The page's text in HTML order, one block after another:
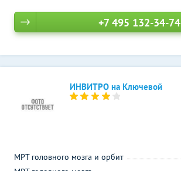
+7 495 132-34-74
ИНВИТРО на Ключевой
МРТ головного мозга и орбит